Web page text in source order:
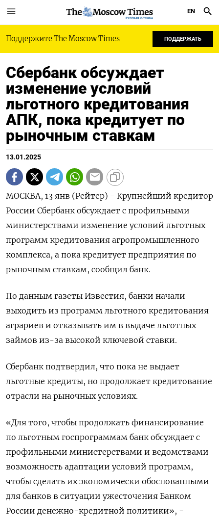
РУССКАЯ СЛУЖБА
EN
Поддержите The Moscow Times ПОДДЕРЖАТЬ
Сбербанк обсуждает
изменение условий
льготного кредитования
АПК, пока кредитует по
рыночным ставкам
13.01.2025
МОСКВА, 13 янв (Рейтер) - Крупнейший кредитор
России Сбербанк обсуждает с профильными
министерствами изменение условий льготных
программ кредитования агропромышленного
комплекса, а пока кредитует предприятия по
рыночным ставкам, сообщил банк.
По данным газеты Известия, банки начали
выходить из программ льготного кредитования
аграриев и отказывать им в выдаче льготных
займов из-за высокой ключевой ставки.
Сбербанк подтвердил, что пока не выдает
льготные кредиты, но продолжает кредитование
отрасли на рыночных условиях.
«Для того, чтобы продолжать финансирование
по льготным госпрограммам банк обсуждает с
профильными министерствами и ведомствами
возможность адаптации условий программ,
чтобы сделать их экономически обоснованными
для банков в ситуации ужесточения Банком
России денежно-кредитной политики», -